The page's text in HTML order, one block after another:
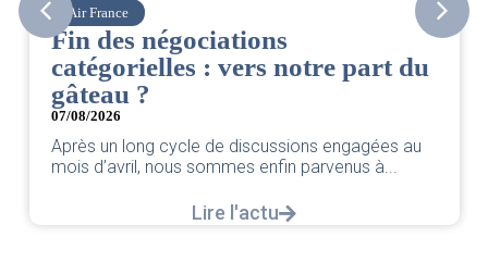
Air France
Fin des négociations
catégorielles : vers notre part du
gâteau ?
07/08/2026
Après un long cycle de discussions engagées au
mois d’avril, nous sommes enfin parvenus à...
Lire l'actu